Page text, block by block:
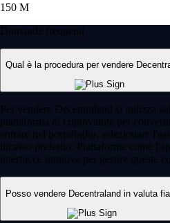
150 M
Domande frequenti
Qual è la procedura per vendere
Per vendere Decentraland si utilizza
piattaforma di criptovalute per
entrare nel portafoglio, selezionare
incasso preferito. Piattaforme come
interfacce intuitive per gestire queste
Posso vendere Decentraland in valuta